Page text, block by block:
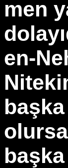
men
en-